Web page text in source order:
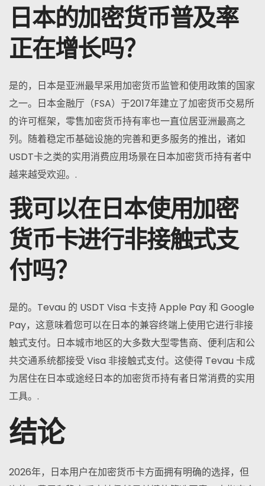
日本的加密货币普及率
正在增长吗？
是的，日本是亚洲最早采用加密货币监管和使用政策的国家
之一。日本金融厅（FSA）于2017年建立了加密货币交易所
的许可框架，零售加密货币持有率也一直位居亚洲最高之
列。随着稳定币基础设施的完善和更多服务的推出，诸如
USDT卡之类的实用消费应用场景在日本加密货币持有者中
越来越受欢迎。.
我可以在日本使用加密
货币卡进行非接触式支
付吗？
是的。Tevau 的 USDT Visa 卡支持 Apple Pay 和 Google
Pay，这意味着您可以在日本的兼容终端上使用它进行非接
触式支付。日本城市地区的大多数大型零售商、便利店和公
共交通系统都接受 Visa 非接触式支付。这使得 Tevau 卡成
为居住在日本或途经日本的加密货币持有者日常消费的实用
工具。.
结论
2026年，日本用户在加密货币卡方面拥有明确的选择，但